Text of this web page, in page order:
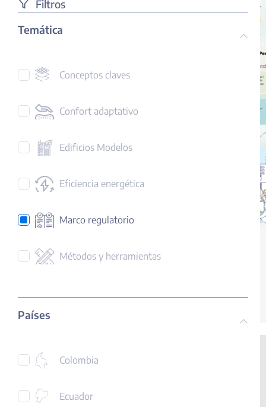
Filtros
Temática
Conceptos claves
Confort adaptativo
Edificios Modelos
Eficiencia energética
Marco regulatorio
Métodos y herramientas
Países
Colombia
Ecuador